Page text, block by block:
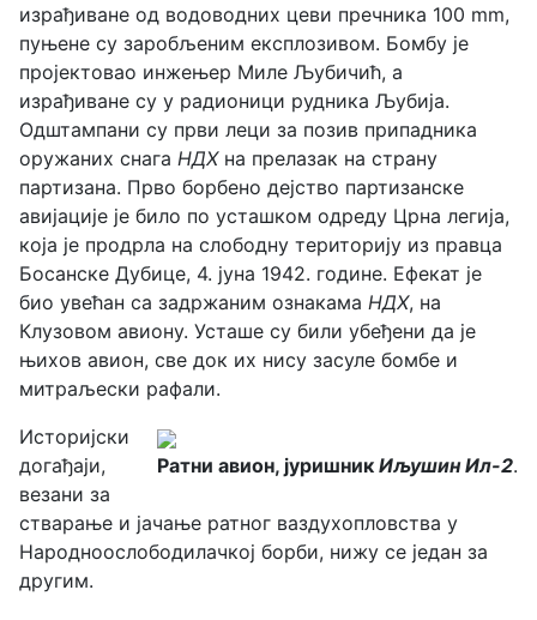
израђиване од водоводних цеви пречника 100 mm,
пуњене су заробљеним експлозивом. Бомбу је
пројектовао инжењер Миле Љубичић, а
израђиване су у радионици рудника Љубија.
Одштампани су први леци за позив припадника
оружаних снага НДХна прелазак на страну
партизана. Прво борбено дејство партизанске
авијације је било по усташком одреду Црна легија,
која је продрла на слободну територију из правца
Босанске Дубице, 4. јуна 1942. године. Ефекат је
био увећан са задржаним ознакама НДХ, на
Клузовом авиону. Усташе су били убеђени да је
њихов авион, све док их нису засуле бомбе и
митраљески рафали.
Ратни авион, јуришник Иљушин Ил-2.
Историјски
догађаји,
везани за
стварање и јачање ратног ваздухопловства у
Народноослободилачкој борби, нижу се један за
другим.